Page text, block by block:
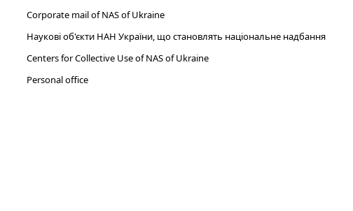
Corporate mail of NAS of Ukraine
Наукові об'єкти НАН України, що становлять національне надбання
Centers for Collective Use of NAS of Ukraine
Personal office